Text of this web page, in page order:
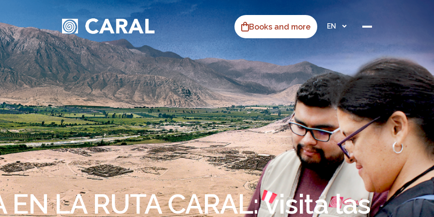
Books and more EN
EN LA RUTA CARAL: visita las